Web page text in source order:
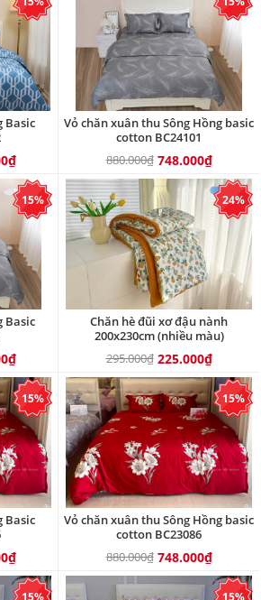
Basic
Vỏ chăn xuân thu Sông Hồng basic
cotton BC24101
880.000₫ 748.000₫
15%
Basic
24%
Chăn hè đũi xơ đậu nành
200x230cm (nhiều màu)
295.000₫ 225.000₫
15%
Basic
15%
Vỏ chăn xuân thu Sông Hồng basic
cotton BC23086
880.000₫ 748.000₫
15% 15%